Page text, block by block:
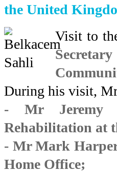
the United
Visit to
During his visit,
- Mr Jeremy
Rehabilitation at
- Mr Mark
Home Office;